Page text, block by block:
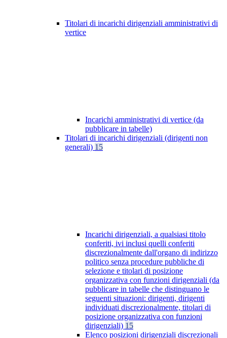
Titolari di incarichi dirigenziali amministrativi di
vertice
Incarichi amministrativi di vertice (da
pubblicare in tabelle)
Titolari di incarichi dirigenziali (dirigenti non
generali) 15
Incarichi dirigenziali, a qualsiasi titolo
conferiti, ivi inclusi quelli conferiti
discrezionalmente dall'organo di indirizzo
politico senza procedure pubbliche di
selezione e titolari di posizione
organizzativa con funzioni dirigenziali (da
pubblicare in tabelle che distinguano le
seguenti situazioni: dirigenti, dirigenti
individuati discrezionalmente, titolari di
posizione organizzativa con funzioni
dirigenziali) 15
Elenco posizioni dirigenziali discrezionali